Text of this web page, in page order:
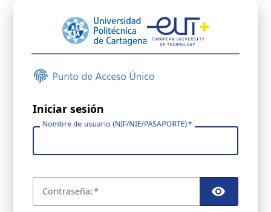
Iniciar sesión
Nombre de usuario (NIF/NIE/PASAPORTE)
Contraseña: